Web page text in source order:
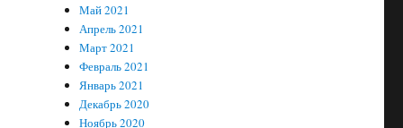
Май 2021
Апрель 2021
Март 2021
Февраль 2021
Январь 2021
Декабрь 2020
Ноябрь 2020